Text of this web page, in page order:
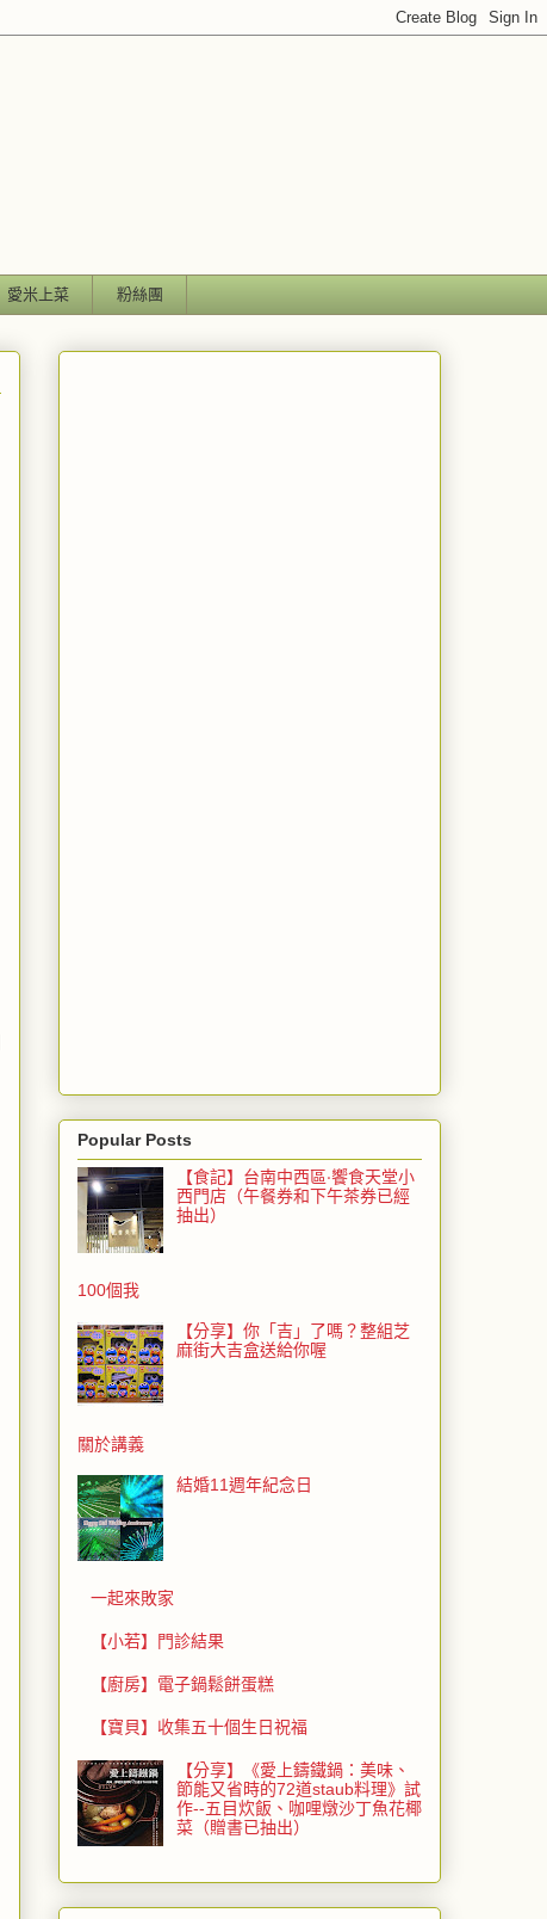
愛米上菜 粉絲團
Popular Posts
【食記】台南中西區‧饗食天堂小
西門店（午餐券和下午茶券已經
抽出）
100個我
【分享】你「吉」了嗎？整組芝
麻街大吉盒送給你喔
關於講義
結婚11週年紀念日
一起來敗家
【小若】門診結果
【廚房】電子鍋鬆餅蛋糕
【寶貝】收集五十個生日祝福
【分享】《愛上鑄鐵鍋：美味、
節能又省時的72道staub料理》試
作--五目炊飯、咖哩燉沙丁魚花椰
菜（贈書已抽出）